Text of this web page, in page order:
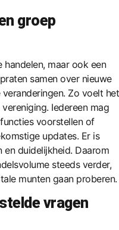
groep
maar ook een
samen over nieuwe
Zo voelt het
Iedereen mag
voorstellen of
updates. Er is
en duidelijkheid. Daarom
steeds verder,
munten gaan proberen.
vragen